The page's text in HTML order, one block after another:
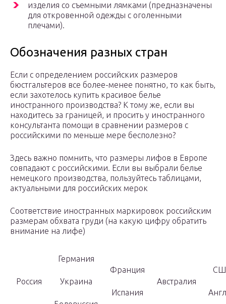
изделия со съемными лямками (предназначены
для откровенной одежды с оголенными
плечами).
Обозначения разных стран
Если с определением российских размеров
бюстгальтеров все более-менее понятно, то как быть,
если захотелось купить красивое белье
иностранного производства? К тому же, если вы
находитесь за границей, и просить у иностранного
консультанта помощи в сравнении размеров с
российскими по меньше мере бесполезно?
Здесь важно помнить, что размеры лифов в Европе
совпадают с российскими. Если вы выбрали белье
немецкого производства, пользуйтесь таблицами,
актуальными для российских мерок
Соответствие иностранных маркировок российским
размерам обхвата груди (на какую цифру обратить
внимание на лифе)
Россия
Германия
Украина
Франция
Испания
Австралия